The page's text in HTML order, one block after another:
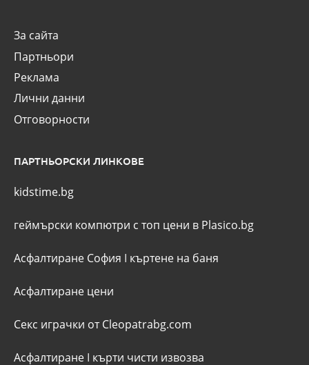
За сайта
Партньори
Реклама
Лични данни
Отговорности
ПАРТНЬОРСКИ ЛИНКОВЕ
kidstime.bg
геймърски компютри с топ цени в Plasico.bg
Асфалтиране София I къртене на баня
Асфалтиране цени
Секс играчки от Cleopatrabg.com
Асфалтиране I кърти чисти извозва